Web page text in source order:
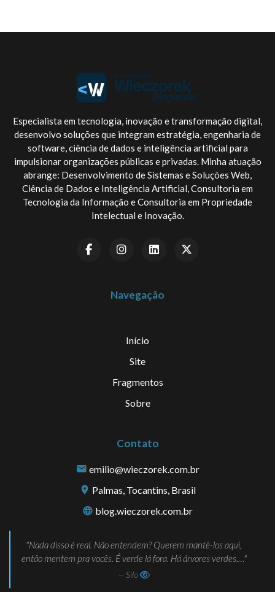
Especialista em tecnologia, inovação e transformação digital,
desenvolvo soluções que integram estratégia, engenharia de
software, ciência de dados e inteligência artificial para
impulsionar organizações públicas e privadas. Minha atuação
abrange: Desenvolvimento de Sistemas e Soluções Web,
Ciência de Dados e Inteligência Artificial, Consultoria em
Tecnologia da Informação e Consultoria em Propriedade
Intelectual e Inovação.
Navegação
Início
Site
Fragmentos
Sobre
Contato
emilio@wieczorek.com.br
Palmas, Tocantins, Brasil
blog.wieczorek.com.br
Nada disso é real. Não entendem? Querem mantê-los aqui,
então mentem pra vocês. É verde lá fora. Há árvores verdes.…
— Silo